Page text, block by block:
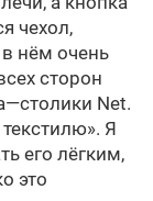
чехол,
в нём очень
сторон
Net.
Я
его лёгким,
это